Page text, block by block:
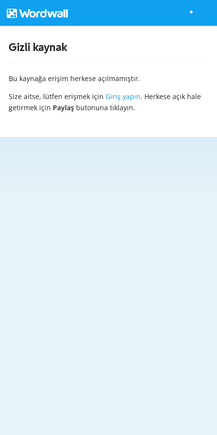
Gizli kaynak
Bu kaynağa erişim herkese açılmamıştır.
Size aitse, lütfen erişmek için Giriş yapın. Herkese açık hale
getirmek için Paylaşbutonuna tıklayın.